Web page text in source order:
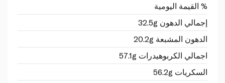
% القيمة اليومية
إجمالي الدهون 32.5g
الدهون المشبعة 20.2g
اجمالي الكربوهيدرات 57.1g
السكريات 56.2g